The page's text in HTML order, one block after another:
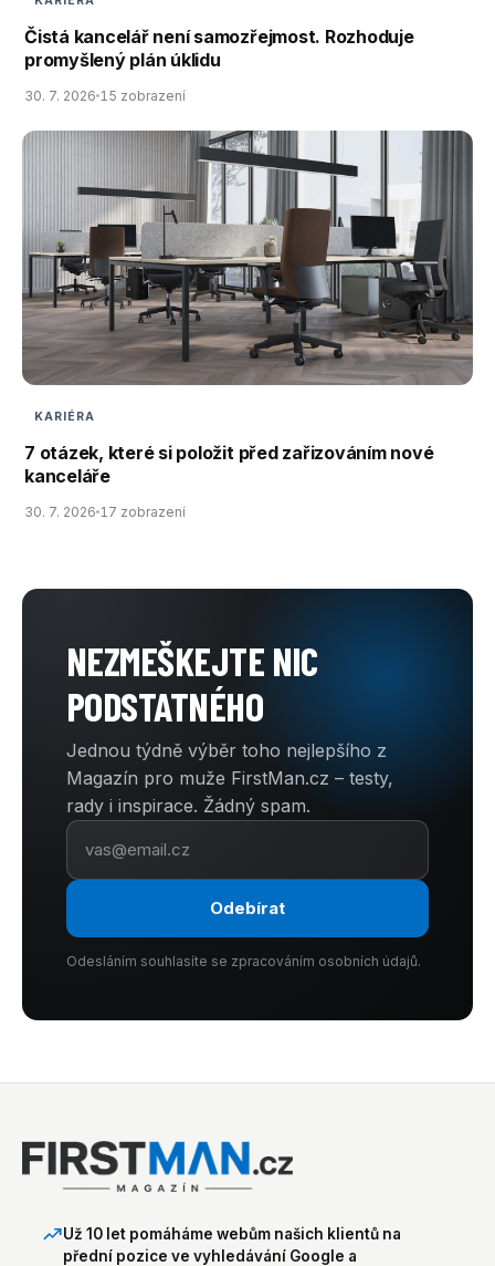
Čistá kancelář není samozřejmost. Rozhoduje
promyšlený plán úklidu
30. 7. 2026 15 zobrazení
KARIÉRA
7 otázek, které si položit před zařizováním nové
kanceláře
30. 7. 2026 17 zobrazení
NEZMEŠKEJTE NIC
PODSTATNÉHO
Jednou týdně výběr toho nejlepšího z
Magazín pro muže FirstMan.cz – testy,
rady i inspirace. Žádný spam.
Odebírat
Odesláním souhlasíte se zpracováním osobních údajů.
Už 10 let pomáháme webům našich klientů na
přední pozice ve vyhledávání Google a